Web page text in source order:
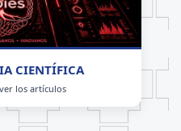
CIENTÍFICA
los artículos